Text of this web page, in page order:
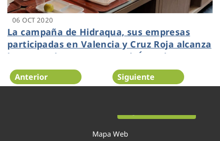
06 OCT 2020
La campaña de Hidraqua, sus empresas
participadas en Valencia y Cruz Roja alcanza
las 6.520 altas nuevas en el ‘Área de
clientes’ de la página web
Anterior Siguiente
Mapa Web